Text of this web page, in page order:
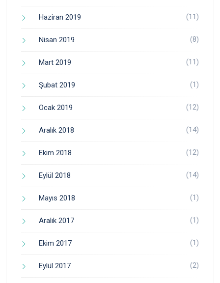
Haziran 2019 (11)
Nisan 2019 (8)
Mart 2019 (11)
Şubat 2019 (1)
Ocak 2019 (12)
Aralık 2018 (14)
Ekim 2018 (12)
Eylül 2018 (14)
Mayıs 2018 (1)
Aralık 2017 (1)
Ekim 2017 (1)
Eylül 2017 (2)